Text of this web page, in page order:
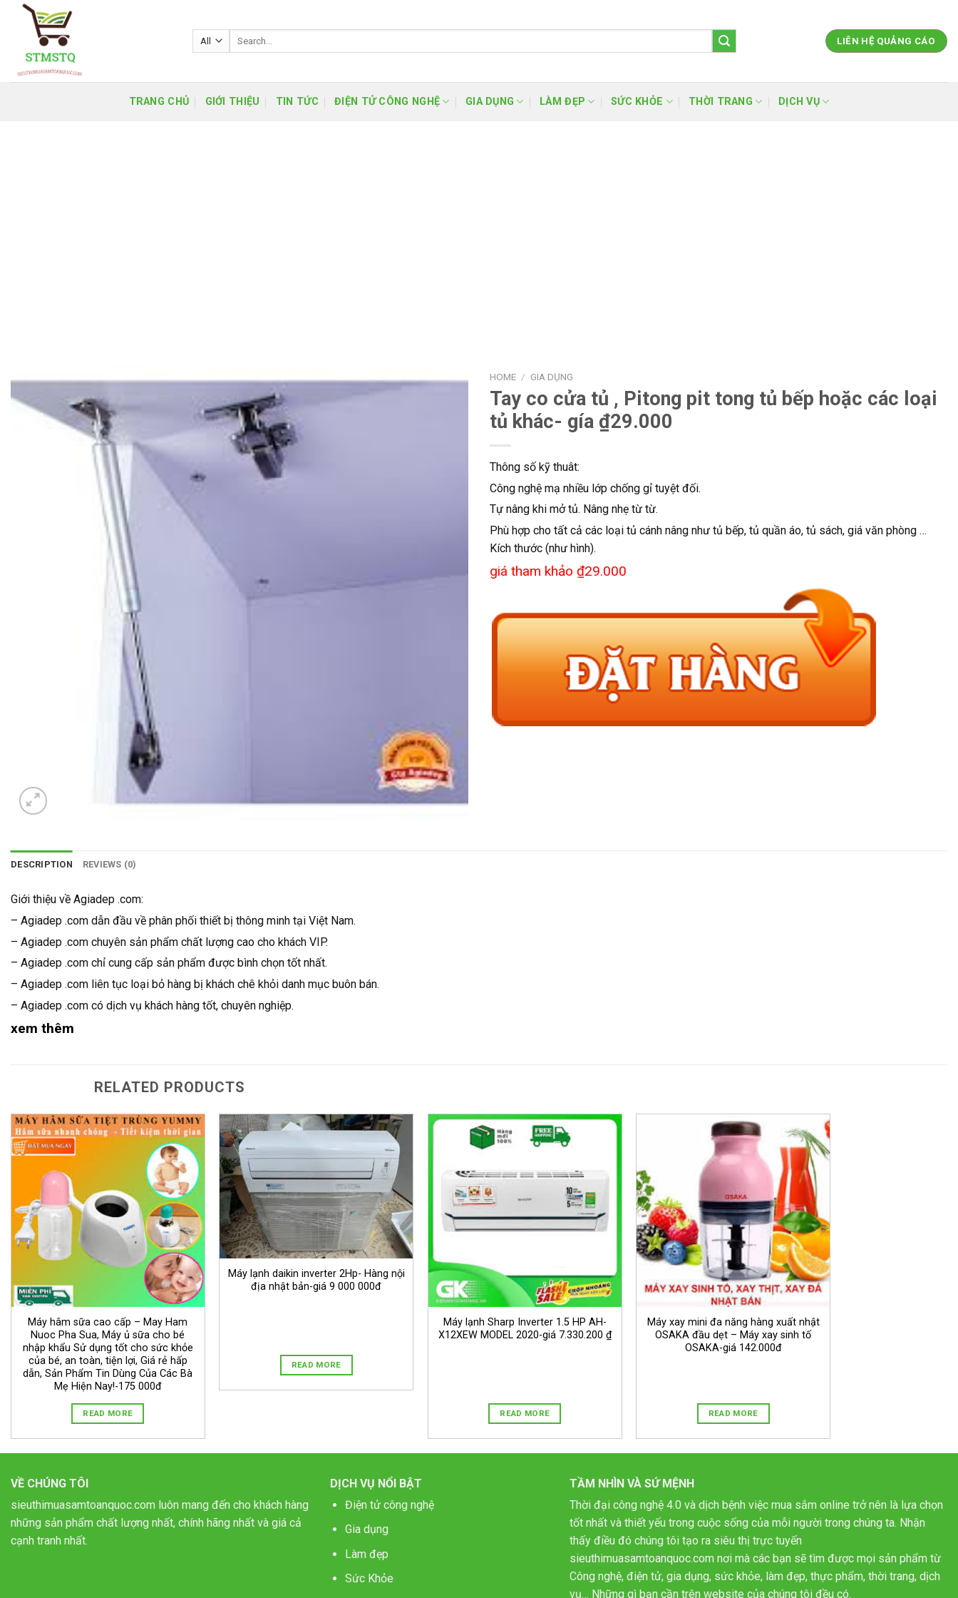
LIÊN HỆ QUẢNG CÁO
TRANG CHỦ GIỚI THIỆU TIN TỨC ĐIỆN TỬ CÔNG NGHỆ GIA DỤNG LÀM ĐẸP SỨC KHỎE THỜI TRANG DỊCH VỤ
HOME / GIA DỤNG
Tay co cửa tủ , Pitong pit tong tủ bếp hoặc các loại
tủ khác- gía ₫29.000
Thông số kỹ thuât:
Công nghệ mạ nhiều lớp chống gỉ tuyệt đối.
Tự nâng khi mở tủ. Nâng nhẹ từ từ.
Phù hợp cho tất cả các loại tủ cánh nâng như tủ bếp, tủ quần áo, tủ sách, giá văn phòng …
Kích thước (như hình).
giá tham khảo ₫29.000
DESCRIPTION REVIEWS (0)
Giới thiệu về Agiadep .com:
– Agiadep .com dẫn đầu về phân phối thiết bị thông minh tại Việt Nam.
– Agiadep .com chuyên sản phẩm chất lượng cao cho khách VIP.
– Agiadep .com chỉ cung cấp sản phẩm được bình chọn tốt nhất.
– Agiadep .com liên tục loại bỏ hàng bị khách chê khỏi danh mục buôn bán.
– Agiadep .com có dịch vụ khách hàng tốt, chuyên nghiệp.
xem thêm
RELATED PRODUCTS
Máy hâm sữa cao cấp – May Ham
Nuoc Pha Sua, Máy ủ sữa cho bé
nhập khẩu Sử dụng tốt cho sức khỏe
của bé, an toàn, tiện lợi, Giá rẻ hấp
dẫn, Sản Phẩm Tin Dùng Của Các Bà
Mẹ Hiện Nay!-175 000đ
READ MORE
Máy lạnh daikin inverter 2Hp- Hàng nội
địa nhật bản-giá 9 000 000đ
READ MORE
Máy lạnh Sharp Inverter 1.5 HP AH-
X12XEW MODEL 2020-giá 7.330.200 ₫
READ MORE
Máy xay mini đa năng hàng xuất nhật
OSAKA đầu dẹt – Máy xay sinh tố
OSAKA-giá 142.000đ
READ MORE
VỀ CHÚNG TÔI
sieuthimuasamtoanquoc.com luôn mang đến cho khách hàng
những sản phẩm chất lượng nhất, chính hãng nhất và giá cả
cạnh tranh nhất.
DỊCH VỤ NỔI BẬT
Điện tử công nghệ
Gia dụng
Làm đẹp
Sức Khỏe
TẦM NHÌN VÀ SỨ MỆNH
Thời đại công nghệ 4.0 và dịch bệnh việc mua sắm online trở nên là lựa chọn
tốt nhất và thiết yếu trong cuộc sống của mỗi người trong chúng ta. Nhận
thấy điều đó chúng tôi tạo ra siêu thị trực tuyến
sieuthimuasamtoanquoc.com nơi mà các bạn sẽ tìm được mọi sản phẩm từ
Công nghệ, điện tử, gia dụng, sức khỏe, làm đẹp, thực phẩm, thời trang, dịch
vụ… Những gì bạn cần trên website của chúng tôi đều có.